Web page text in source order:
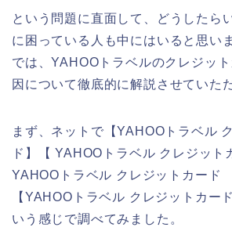
という問題に直面して、どうしたら
に困っている人も中にはいると思い
では、YAHOOトラベルのクレジッ
因について徹底的に解説させていた
まず、ネットで【YAHOOトラベル
ド】【 YAHOOトラベル クレジッ
YAHOOトラベル クレジットカード
【YAHOOトラベル クレジットカ
いう感じで調べてみました。